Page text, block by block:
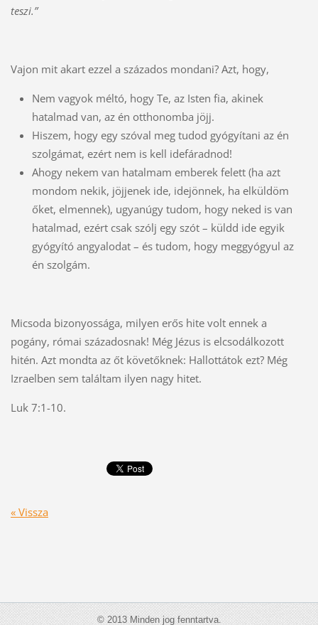
teszi.”
Vajon mit akart ezzel a százados mondani? Azt, hogy,
Nem vagyok méltó, hogy Te, az Isten fia, akinek
hatalmad van, az én otthonomba jöjj.
Hiszem, hogy egy szóval meg tudod gyógyítani az én
szolgámat, ezért nem is kell idefáradnod!
Ahogy nekem van hatalmam emberek felett (ha azt
mondom nekik, jöjjenek ide, idejönnek, ha elküldöm
őket, elmennek), ugyanúgy tudom, hogy neked is van
hatalmad, ezért csak szólj egy szót – küldd ide egyik
gyógyító angyalodat – és tudom, hogy meggyógyul az
én szolgám.
Micsoda bizonyossága, milyen erős hite volt ennek a
pogány, római századosnak! Még Jézus is elcsodálkozott
hitén. Azt mondta az őt követőknek: Hallottátok ezt? Még
Izraelben sem találtam ilyen nagy hitet.
Luk 7:1-10.
« Vissza
© 2013 Minden jog fenntartva.